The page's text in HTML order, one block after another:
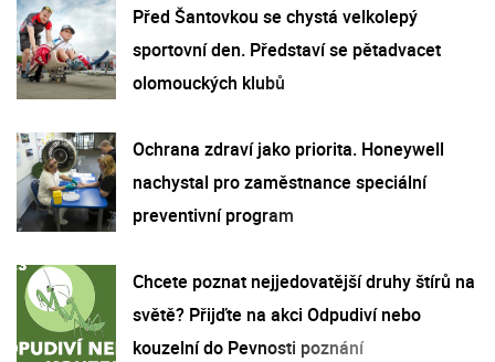
Před Šantovkou se chystá velkolepý
sportovní den. Představí se pětadvacet
olomouckých klubů
Ochrana zdraví jako priorita. Honeywell
nachystal pro zaměstnance speciální
preventivní program
Chcete poznat nejjedovatější druhy štírů na
světě? Přijďte na akci Odpudiví nebo
kouzelní do Pevnosti poznání